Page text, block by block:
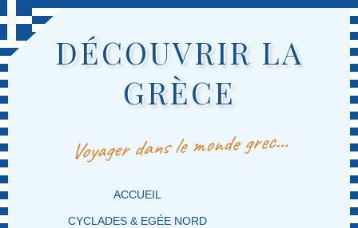
DÉCOUVRIR LA
GRÈCE
Voyager dans le monde grec…
MENU PRINCIPAL
MASQUER LA NAVIGATION PRINCIPALE
MASQUER LA NAVIGATION SECONDAIRE
ACCUEIL
CYCLADES & EGÉE NORD